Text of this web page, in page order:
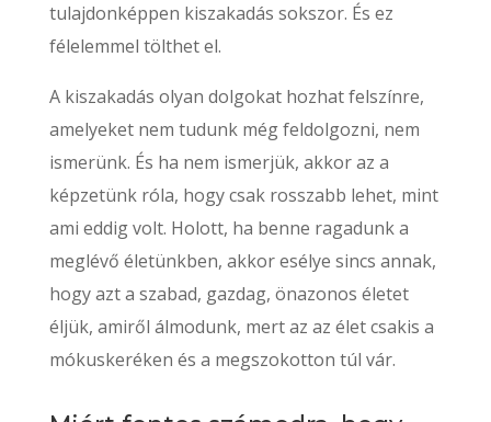
tulajdonképpen kiszakadás sokszor. És ez
félelemmel tölthet el.
A kiszakadás olyan dolgokat hozhat felszínre,
amelyeket nem tudunk még feldolgozni, nem
ismerünk. És ha nem ismerjük, akkor az a
képzetünk róla, hogy csak rosszabb lehet, mint
ami eddig volt. Holott, ha benne ragadunk a
meglévő életünkben, akkor esélye sincs annak,
hogy azt a szabad, gazdag, önazonos életet
éljük, amiről álmodunk, mert az az élet csakis a
mókuskeréken és a megszokotton túl vár.